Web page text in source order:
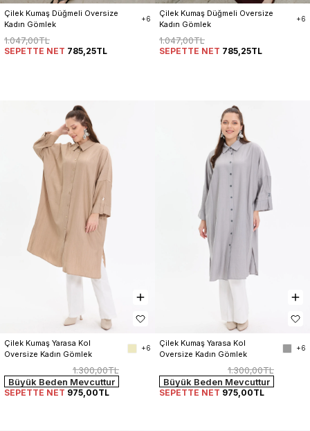
Çilek Kumaş Düğmeli Oversize
Kadın Gömlek
+6
1.047,00TL
SEPETTE NET 785,25TL
Çilek Kumaş Düğmeli Oversize
Kadın Gömlek
+6
1.047,00TL
SEPETTE NET 785,25TL
Çilek Kumaş Yarasa Kol
Oversize Kadın Gömlek
+6
1.300,00TL
Büyük Beden Mevcuttur
SEPETTE NET 975,00TL
Çilek Kumaş Yarasa Kol
Oversize Kadın Gömlek
+6
1.300,00TL
Büyük Beden Mevcuttur
SEPETTE NET 975,00TL